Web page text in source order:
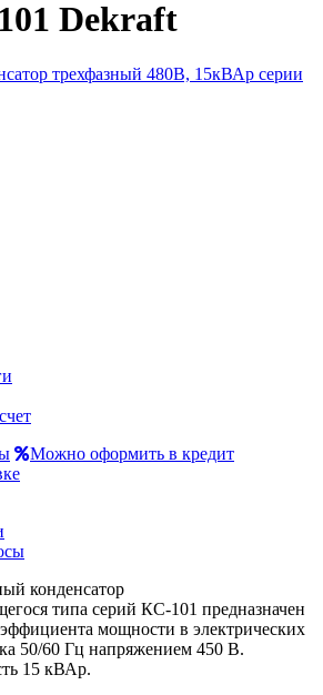
Dekraft
Можно оформить в кредит
конденсатор
типа серий КС-101 предназначен
мощности в электрических
50/60 Гц напряжением 450 В.
15 кВАр.